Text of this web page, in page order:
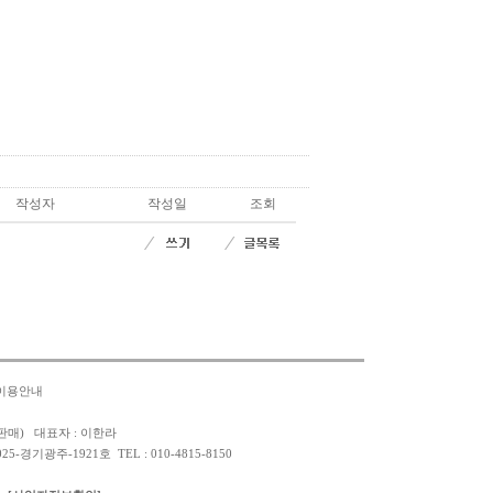
작성자 작성일 조회
용안내
매) 대표자 : 이한라
경기광주-1921호 TEL : 010-4815-8150